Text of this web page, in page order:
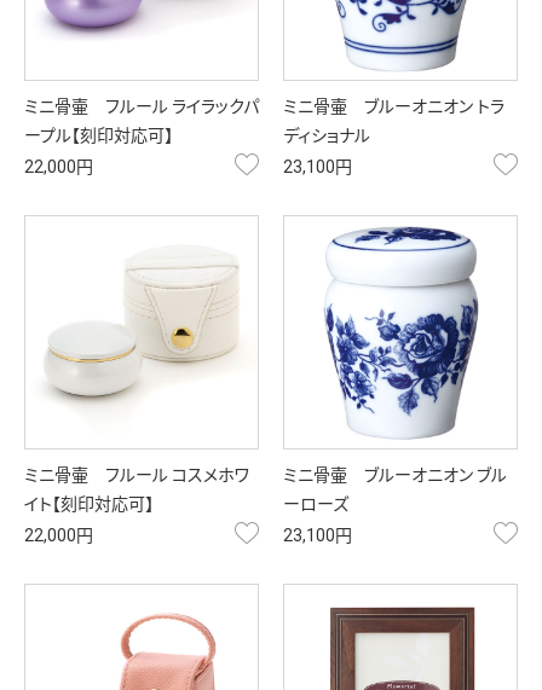
ミニ骨壷 フルール ライラックパ
ープル【刻印対応可】
22,000円
お気に入り
ミニ骨壷 ブルーオニオン トラ
ディショナル
23,100円
ミニ骨壷 フルール コスメホワ
イト【刻印対応可】
22,000円
お気に入り
ミニ骨壷 ブルーオニオン ブル
ーローズ
23,100円